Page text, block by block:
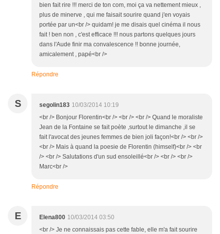
bien fait rire !!! merci de ton com, moi ça va nettement mieux ,
plus de minerve , qui me faisait sourire quand j'en voyais
portée par un<br /> quidam! je me disais quel cinéma il nous
fait ! ben non , c'est efficace !!! nous partons quelques jours
dans l'Aude finir ma convalescence !! bonne journée,
amicalement , papé<br />
Répondre
S segolin183 10/03/2014 10:19
<br /> Bonjour Florentin<br /> <br /> <br /> Quand le moraliste
Jean de la Fontaine se fait poète ,surtout le dimanche ,il se
fait l'avocat des jeunes femmes de bien joli façon!<br /> <br />
<br /> Mais à quand la poesie de Florentin (himself)<br /> <br
/> <br /> Salutations d'un sud ensoleillé<br /> <br /> <br />
Marc<br />
Répondre
E Elena800 10/03/2014 03:50
<br /> Je ne connaissais pas cette fable, elle m'a fait sourire